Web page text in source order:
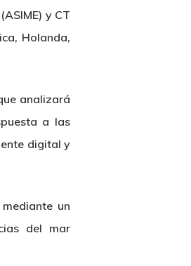
y CT
Holanda,
analizará
a las
digital y
un
del mar